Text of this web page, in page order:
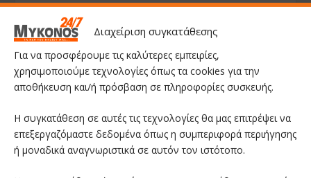
Διαχείριση συγκατάθεσης
Για να προσφέρουμε τις καλύτερες εμπειρίες,
χρησιμοποιούμε τεχνολογίες όπως τα cookies για την
αποθήκευση και/ή πρόσβαση σε πληροφορίες συσκευής.
Η συγκατάθεση σε αυτές τις τεχνολογίες θα μας επιτρέψει να
επεξεργαζόμαστε δεδομένα όπως η συμπεριφορά περιήγησης
ή μοναδικά αναγνωριστικά σε αυτόν τον ιστότοπο.